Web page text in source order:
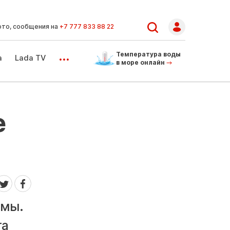
сообщения на +7 777 833 88 22
Lada TV ...
Температура воды
в море онлайн